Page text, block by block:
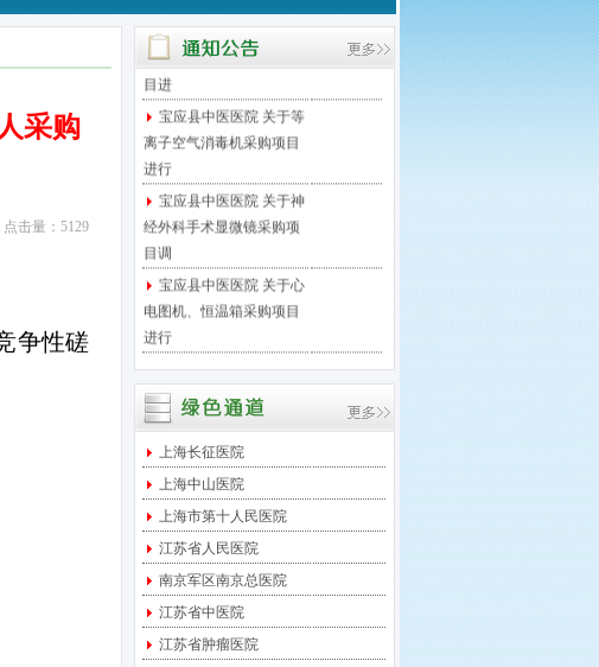
采购
点击量：5129
争性磋
养诊疗云平台系统采购项
目进
宝应县中医医院 关于等
离子空气消毒机采购项目
进行
宝应县中医医院 关于神
经外科手术显微镜采购项
目调
宝应县中医医院 关于心
电图机、恒温箱采购项目
进行
宝应县中医医院 关于医
保移动支付微信接口项目
进行
宝应县中医医院 关于足
底泵采购项目进行院内竞
争性
宝应县中医医院 关于西
门子DR维修保养服务项目
采
宝应县中医医院 关于临
时起搏器采购项目进行竞
争性
上海长征医院
上海中山医院
上海市第十人民医院
江苏省人民医院
南京军区南京总医院
江苏省中医院
江苏省肿瘤医院